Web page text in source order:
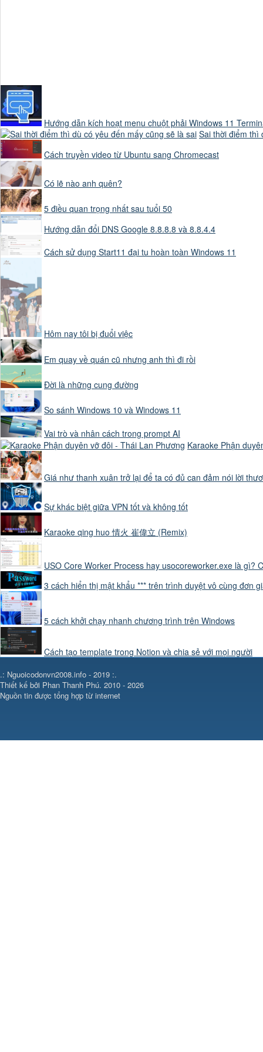
Hơi nước phải
Tuyệt đối không
Có các mũi tên
quá trình bay hơi.
Cô giáo chỉ tay
Bong bóng hội
"Khi nước nóng
thành hơi nước
là sự bay hơi."
KHUNG 3
Hướng dẫn kích hoạt menu chuột phải Windows 11
Sai thời điểm thì
Cách truyền video từ Ubuntu sang Chromecast
Có lẽ nào anh quên?
5 điều quan trọng nhất sau tuổi 50
Hướng dẫn đổi DNS Google 8.8.8.8 và 8.8.4.4
Cách sử dụng Start11 đại tu hoàn toàn Windows 11
Hôm nay tôi bị đuổi việc
Em quay về quán cũ nhưng anh thì đi rồi
Đời là những cung đường
So sánh Windows 10 và Windows 11
Vai trò và nhân cách trong prompt AI
Karaoke Phận
Giá như thanh xuân trở lại để ta có đủ can đảm nói lời
Sự khác biệt giữa VPN tốt và không tốt
Karaoke qing huo 情火 崔偉立 (Remix)
USO Core Worker Process hay usocoreworker.exe là gì?
3 cách hiển thị mật khẩu *** trên trình duyệt vô cùng đơn
5 cách khởi chạy nhanh chương trình trên Windows
Cách tạo template trong Notion và chia sẻ với mọi người
.: Nguoicodonvn2008.info - 2019 :.
Thiết kế bởi Phan Thanh Phú. 2010 - 2026
Nguồn tin được tổng hợp từ internet